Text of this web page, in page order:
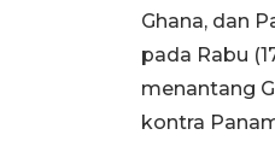
Ghana, dan
pada Rabu
menantang
kontra